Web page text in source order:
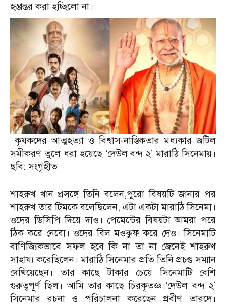
হস্তান্তর করা হচ্ছিলো না।
কৃষকদের আত্মহত্যা ও বিশ্বাস-নাস্তিকতার মধ্যকার জটিল
সমীকরণ তুলে ধরা হয়েছে ‘দেউল বন্দ ২’ মারাঠি সিনেমায়।
ছবি: সংগৃহীত
শাহরুখ খান প্রসঙ্গে তিনি বলেন,পুরো বিষয়টি জানার পর
শাহরুখ তার টিমকে বলেছিলেন, এটা একটা মারাঠি সিনেমা।
ওদের ডিসিপি দিয়ে দাও। পেমেন্টের বিষয়টা আমরা পরে
ঠিক করে নেবো। ওদের বিল মওকুফ করে দেও। সিনেমাটি
বাণিজ্যিকভাবে সফল হবে কি না তা না জেনেই শাহরুখ
সাহায্য করেছিলেন। মারাঠি সিনেমার প্রতি তিনি প্রচণ্ড সম্মান
দেখিয়েছেন। তার কাছে টাকার চেয়ে সিনেমাটি বেশি
গুরুত্বপূর্ণ ছিল। আমি তার কাছে চিরকৃতজ্ঞ।‘দেউল বন্দ ২’
সিনেমার রচনা ও পরিচালনা করেছেন প্রবীণ তারদে।